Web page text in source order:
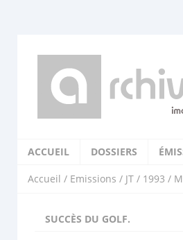
ACCUEIL DOSSIERS
Accueil / Emissions / JT / 1993 /
SUCCÈS DU GOLF.